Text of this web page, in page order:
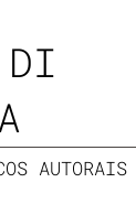
DI
AUTORAIS